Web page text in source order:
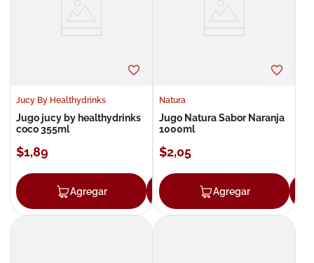
Jucy By Healthydrinks
Jugo jucy by healthydrinks
coco 355ml
$1,89
Agregar Agregar
Natura
Jugo Natura Sabor Naranja
1000ml
$2,05
Agregar
roche posay
nivea